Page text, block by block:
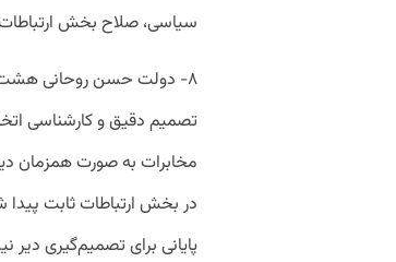
سیاسی، صلاح بخش
۸- دولت حسن روحانی
تصمیم دقیق و کارشناسی
مخابرات به صورت همزمان
در بخش ارتباطات ثابت
پایانی برای تصمیم‌گیری دیر